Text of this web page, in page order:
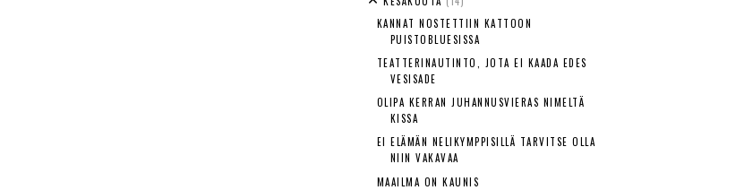
KANNAT NOSTETTIIN KATTOON
PUISTOBLUESISSA
TEATTERINAUTINTO, JOTA EI KAADA EDES
VESISADE
OLIPA KERRAN JUHANNUSVIERAS NIMELTÄ
KISSA
EI ELÄMÄN NELIKYMPPISILLÄ TARVITSE OLLA
NIIN VAKAVAA
MAAILMA ON KAUNIS